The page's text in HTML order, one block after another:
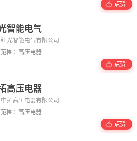
点赞
智能电气
光智能电气有限公司
范围：高压电器
点赞
高压电器
拓高压电器有限公司
范围：高压电器
点赞